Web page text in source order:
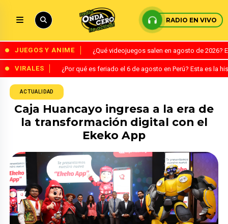
RADIO EN VIVO
JUEGOS Y ANIME ¿Qué videojuegos salen en agosto de
VIRALES ¿Por qué es feriado el 6 de agosto en Perú? Esta es la
ACTUALIDAD
Caja Huancayo ingresa a la era de
la transformación digital con el
Ekeko App